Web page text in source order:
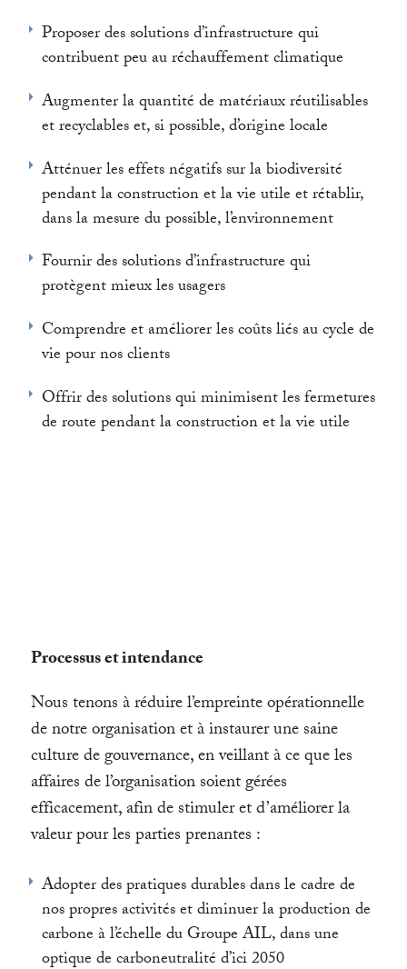
Proposer des solutions d’infrastructure qui
contribuent peu au réchauffement climatique
Augmenter la quantité de matériaux réutilisables
et recyclables et, si possible, d’origine locale
Atténuer les effets négatifs sur la biodiversité
pendant la construction et la vie utile et rétablir,
dans la mesure du possible, l’environnement
Fournir des solutions d’infrastructure qui
protègent mieux les usagers
Comprendre et améliorer les coûts liés au cycle de
vie pour nos clients
Offrir des solutions qui minimisent les fermetures
de route pendant la construction et la vie utile
Processus et intendance
Nous tenons à réduire l’empreinte opérationnelle
de notre organisation et à instaurer une saine
culture de gouvernance, en veillant à ce que les
affaires de l’organisation soient gérées
efficacement, afin de stimuler et d’améliorer la
valeur pour les parties prenantes :
Adopter des pratiques durables dans le cadre de
nos propres activités et diminuer la production de
carbone à l’échelle du Groupe AIL, dans une
optique de carboneutralité d’ici 2050